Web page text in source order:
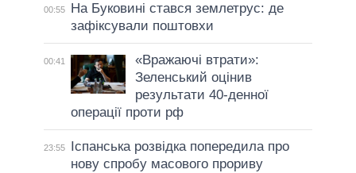
00:55
На Буковині стався землетрус: де
зафіксували поштовхи
00:41
«Вражаючі втрати»:
Зеленський оцінив
результати 40-денної
операції проти рф
23:55
Іспанська розвідка попередила про
нову спробу масового прориву